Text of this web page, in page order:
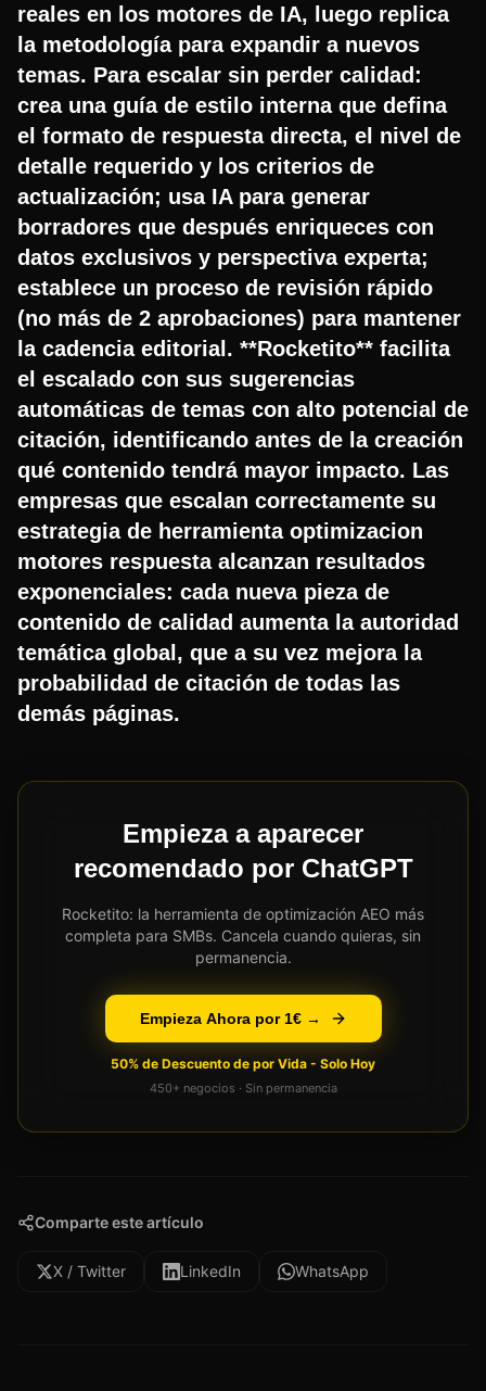
reales en los motores de IA, luego replica
la metodología para expandir a nuevos
temas. Para escalar sin perder calidad:
crea una guía de estilo interna que defina
el formato de respuesta directa, el nivel de
detalle requerido y los criterios de
actualización; usa IA para generar
borradores que después enriqueces con
datos exclusivos y perspectiva experta;
establece un proceso de revisión rápido
(no más de 2 aprobaciones) para mantener
la cadencia editorial. **Rocketito** facilita
el escalado con sus sugerencias
automáticas de temas con alto potencial de
citación, identificando antes de la creación
qué contenido tendrá mayor impacto. Las
empresas que escalan correctamente su
estrategia de herramienta optimizacion
motores respuesta alcanzan resultados
exponenciales: cada nueva pieza de
contenido de calidad aumenta la autoridad
temática global, que a su vez mejora la
probabilidad de citación de todas las
demás páginas.
Empieza a aparecer
recomendado por ChatGPT
Rocketito: la herramienta de optimización AEO más
completa para SMBs. Cancela cuando quieras, sin
permanencia.
Empieza Ahora por 1€ →
50% de Descuento de por Vida - Solo Hoy
450+ negocios · Sin permanencia
Comparte este artículo
X / Twitter LinkedIn WhatsApp